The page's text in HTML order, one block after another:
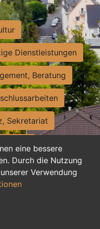
eine bessere
Durch die Nutzung
Verwendung
Dienstleistungen
Beratung
Sekretariat
Ausbildung